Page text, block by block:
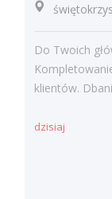
Do Twoich
klientów.
dzisiaj